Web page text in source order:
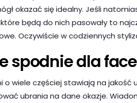
okazać się idealny. Jeśli
będą do nich pasowały to
Oczywiście w codziennych
spodnie dla
o wiele częściej stawiają na jakość
ubrania na dane okazje.